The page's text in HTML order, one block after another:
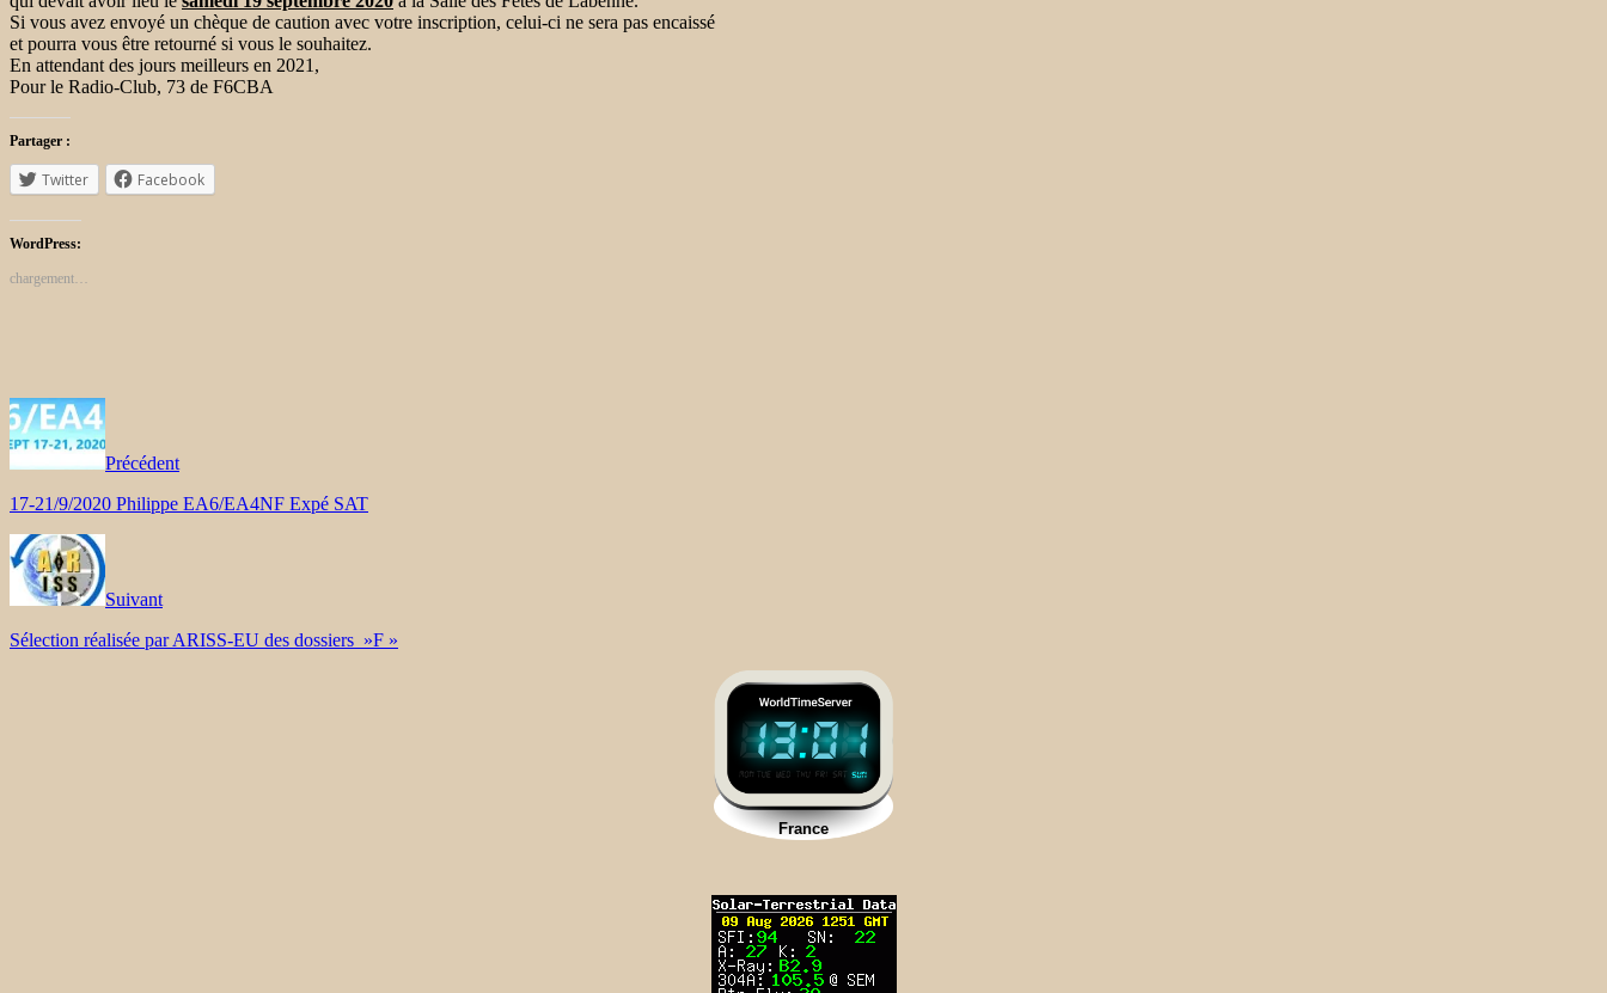
Si vous avez envoyé un chèque de caution avec votre inscription, celui-ci ne sera pas encaissé
et pourra vous être retourné si vous le souhaitez.
En attendant des jours meilleurs en 2021,
Pour le Radio-Club, 73 de F6CBA
Partager :
Twitter Facebook
WordPress:
chargement…
Précédent
17-21/9/2020 Philippe EA6/EA4NF Expé SAT
Suivant
Sélection réalisée par ARISS-EU des dossiers »F »